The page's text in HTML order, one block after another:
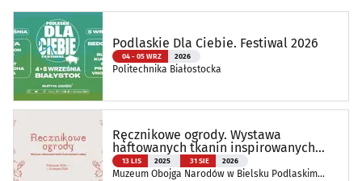
Podlaskie Dla Ciebie. Festiwal 2026
04 - 05 WRZ 2026
Politechnika Białostocka
Ręcznikowe ogrody. Wystawa
haftowanych tkanin inspirowanych
naturą
13 LIS 2025 31 SIE 2026
Muzeum Obojga Narodów w Bielsku Podlaskim